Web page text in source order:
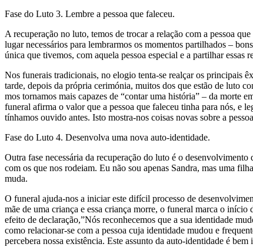
Fase do Luto 3. Lembre a pessoa que faleceu.
A recuperação no luto, temos de trocar a relação com a pessoa
lugar necessários para lembrarmos os momentos partilhados –
única que tivemos, com aquela pessoa especial e a partilhar essas
Nos funerais tradicionais, no elogio tenta-se realçar os principais
tarde, depois da própria cerimónia, muitos dos que estão de luto
mos tornamos mais capazes de “contar uma história” – da morte
funeral afirma o valor que a pessoa que faleceu tinha para nós, e
tínhamos ouvido antes. Isto mostra-nos coisas novas sobre a
Fase do Luto 4. Desenvolva uma nova auto-identidade.
Outra fase necessária da recuperação do luto é o
com os que nos rodeiam. Eu não sou apenas Sandra, mas uma
muda.
O funeral ajuda-nos a iniciar este difícil processo de
mãe de uma criança e essa criança morre, o funeral marca o
efeito de declaração,”Nós reconhecemos que a sua identidade
como relacionar-se com a pessoa cuja identidade mudou e
percebera nossa existência. Este assunto da auto-identidade é